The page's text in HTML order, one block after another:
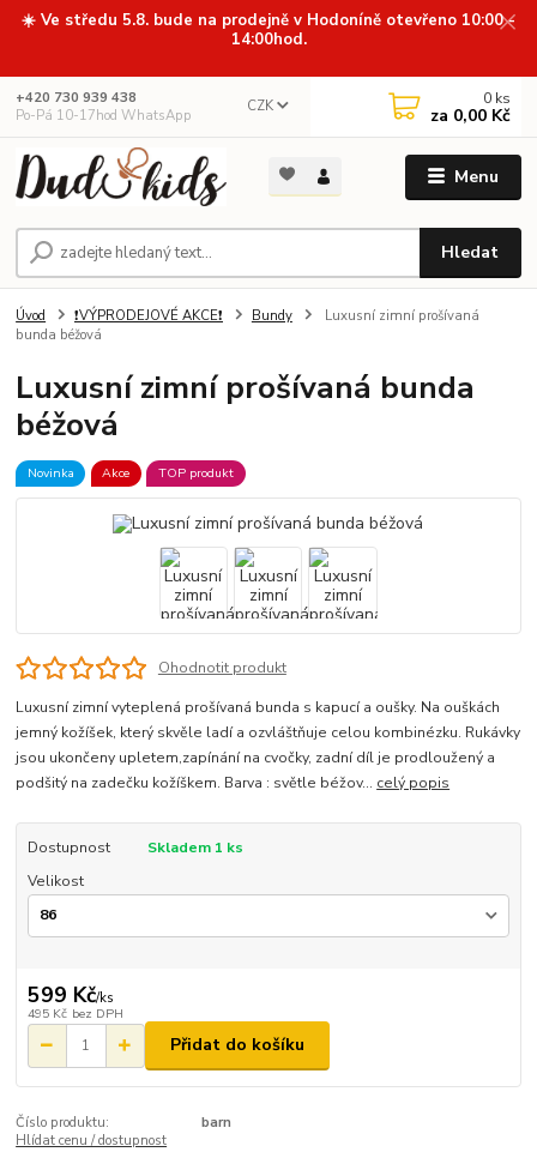
☀️ Ve středu 5.8. bude na prodejně v Hodoníně otevřeno 10:00 -
14:00hod.
Menu
CZK
Hledat
+420 730 939 438
Po-Pá 10-17hod WhatsApp
0 ks
za 0,00 Kč
Úvod ❗VÝPRODEJOVÉ AKCE❗ Bundy
Luxusní zimní prošívaná
bunda béžová
Luxusní zimní prošívaná bunda
béžová
Novinka Akce TOP produkt
Ohodnotit produkt
Luxusní zimní vyteplená prošívaná bunda s kapucí a oušky. Na ouškách
jemný kožíšek, který skvěle ladí a ozvláštňuje celou kombinézku. Rukávky
jsou ukončeny upletem,zapínání na cvočky, zadní díl je prodloužený a
podšitý na zadečku kožíškem. Barva : světle béžov... celý popis
Dostupnost
Skladem 1 ks
Velikost
599 Kč/ks
495 Kč bez DPH
Přidat do košíku
Číslo produktu:
barn
Hlídat cenu / dostupnost